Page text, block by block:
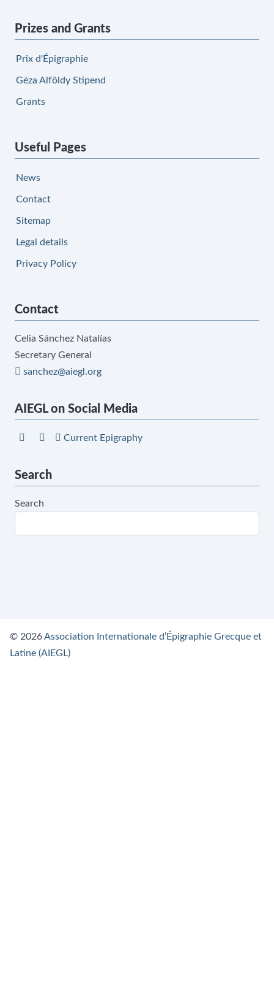
Prizes and Grants
Prix d'Épigraphie
Géza Alföldy Stipend
Grants
Useful Pages
News
Contact
Sitemap
Legal details
Privacy Policy
Contact
Celia Sánchez Natalías
Secretary General
sanchez@aiegl.org
AIEGL on Social Media
Current Epigraphy
Search
Search
© 2026Association Internationale d’Épigraphie Grecque et
Latine (AIEGL)